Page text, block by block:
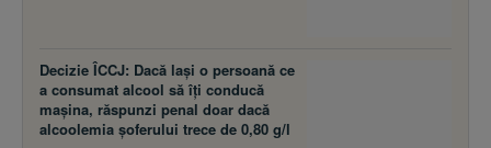
Decizie ÎCCJ: Dacă laşi o persoană ce
a consumat alcool să îţi conducă
maşina, răspunzi penal doar dacă
alcoolemia şoferului trece de 0,80 g/l